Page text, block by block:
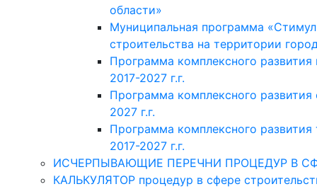
области»
Муниципальная программа
строительства на территории
Программа комплексного
2017-2027 г.г.
Программа комплексного
2027 г.г.
Программа комплексного
2017-2027 г.г.
ИСЧЕРПЫВАЮЩИЕ ПЕРЕЧНИ ПРОЦЕДУР В
КАЛЬКУЛЯТОР процедур в сфере